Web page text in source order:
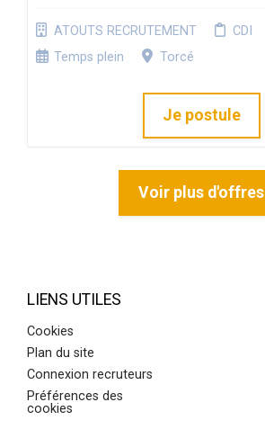
ATOUTS RECRUTEMENT
CDI
Temps plein
Torcé
Je postule
Voir plus d'offres
LIENS UTILES
Cookies
Plan du site
Connexion recruteurs
Préférences des
cookies